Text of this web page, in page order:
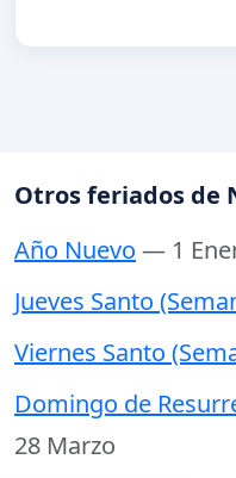
Otros feriados de
Año Nuevo — 1
Jueves Santo
Viernes Santo
Domingo de
28 Marzo